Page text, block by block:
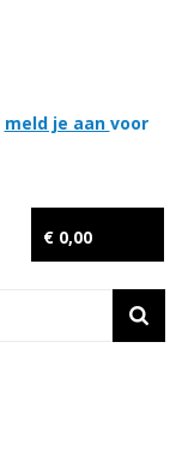
meld je aan voor
€ 0,00